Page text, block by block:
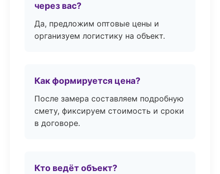
через вас?
Да, предложим оптовые цены и
организуем логистику на объект.
Как формируется цена?
После замера составляем подробную
смету, фиксируем стоимость и сроки
в договоре.
Кто ведёт объект?